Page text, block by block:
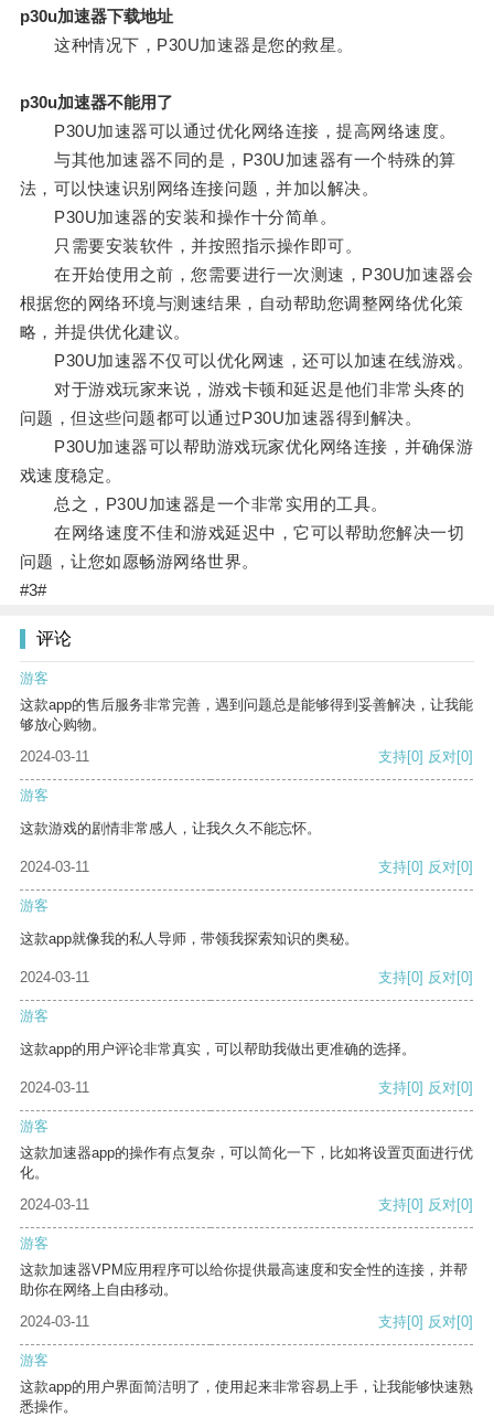
p30u加速器下载地址
这种情况下，P30U加速器是您的救星。
p30u加速器不能用了
P30U加速器可以通过优化网络连接，提高网络速度。
与其他加速器不同的是，P30U加速器有一个特殊的算
法，可以快速识别网络连接问题，并加以解决。
P30U加速器的安装和操作十分简单。
只需要安装软件，并按照指示操作即可。
在开始使用之前，您需要进行一次测速，P30U加速器会
根据您的网络环境与测速结果，自动帮助您调整网络优化策
略，并提供优化建议。
P30U加速器不仅可以优化网速，还可以加速在线游戏。
对于游戏玩家来说，游戏卡顿和延迟是他们非常头疼的
问题，但这些问题都可以通过P30U加速器得到解决。
P30U加速器可以帮助游戏玩家优化网络连接，并确保游
戏速度稳定。
总之，P30U加速器是一个非常实用的工具。
在网络速度不佳和游戏延迟中，它可以帮助您解决一切
问题，让您如愿畅游网络世界。
#3#
评论
游客
这款app的售后服务非常完善，遇到问题总是能够得到妥善解决，让我能
够放心购物。
2024-03-11
支持[0] 反对[0]
游客
这款游戏的剧情非常感人，让我久久不能忘怀。
2024-03-11 支持[0] 反对[0]
游客
这款app就像我的私人导师，带领我探索知识的奥秘。
2024-03-11 支持[0] 反对[0]
游客
这款app的用户评论非常真实，可以帮助我做出更准确的选择。
2024-03-11 支持[0] 反对[0]
游客
这款加速器app的操作有点复杂，可以简化一下，比如将设置页面进行优
化。
2024-03-11
支持[0] 反对[0]
游客
这款加速器VPM应用程序可以给你提供最高速度和安全性的连接，并帮
助你在网络上自由移动。
2024-03-11
支持[0] 反对[0]
游客
这款app的用户界面简洁明了，使用起来非常容易上手，让我能够快速熟
悉操作。